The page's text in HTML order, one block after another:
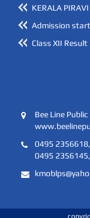
KERALA PIRAVI
Admission start
Class XII
Bee Line
0495 2356618,
0495